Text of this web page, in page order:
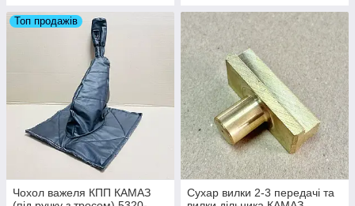
Топ продажів
Чохол важеля КПП КАМАЗ
Сухар вилки 2-3 передачі та